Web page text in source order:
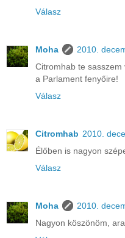
Válasz
Moha
2010.
Citromhab te
a Parlament fenyőire!
Válasz
Citromhab 2010.
Élőben is nagyon
Válasz
Moha
2010.
Nagyon köszönöm,